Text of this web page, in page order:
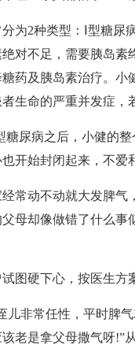
2种类型：Ⅰ型糖尿病
对不足，需要胰岛素
药及胰岛素治疗。小
生命的严重并发症
尿病之后，小健的整
开始封闭起来，不爱
动不动就大发脾气
母却像做错了什么事
硬下心，按医生方案
非常任性，平时脾气
老是拿父母撒气呀!”